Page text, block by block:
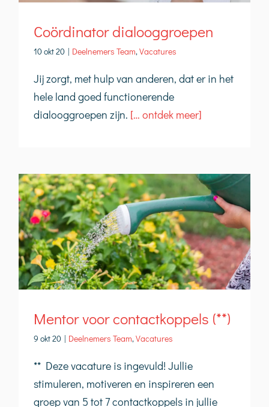
Coördinator dialooggroepen
10 okt 20 | Deelnemers Team,Vacatures
Jij zorgt, met hulp van anderen, dat er in het
hele land goed functionerende
dialooggroepen zijn. [… ontdek meer]
Mentor voor contactkoppels (**)
9 okt 20 | Deelnemers Team,Vacatures
** Deze vacature is ingevuld! Jullie
stimuleren, motiveren en inspireren een
groep van 5 tot 7 contactkoppels in jullie